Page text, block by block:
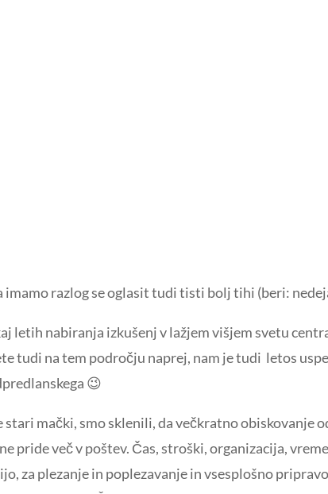
imamo razlog se oglasit tudi tisti bolj tihi (beri:
letih nabiranja izkušenj v lažjem višjem svetu
tudi na tem področju naprej, nam je tudi letos
😉
stari mački, smo sklenili, da večkratno obiskovanje
pride več v poštev. Čas, stroški, organizacija,
za plezanje in poplezavanje in vsesplošno